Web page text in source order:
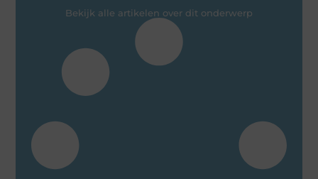
Bekijk alle artikelen over dit onderwerp